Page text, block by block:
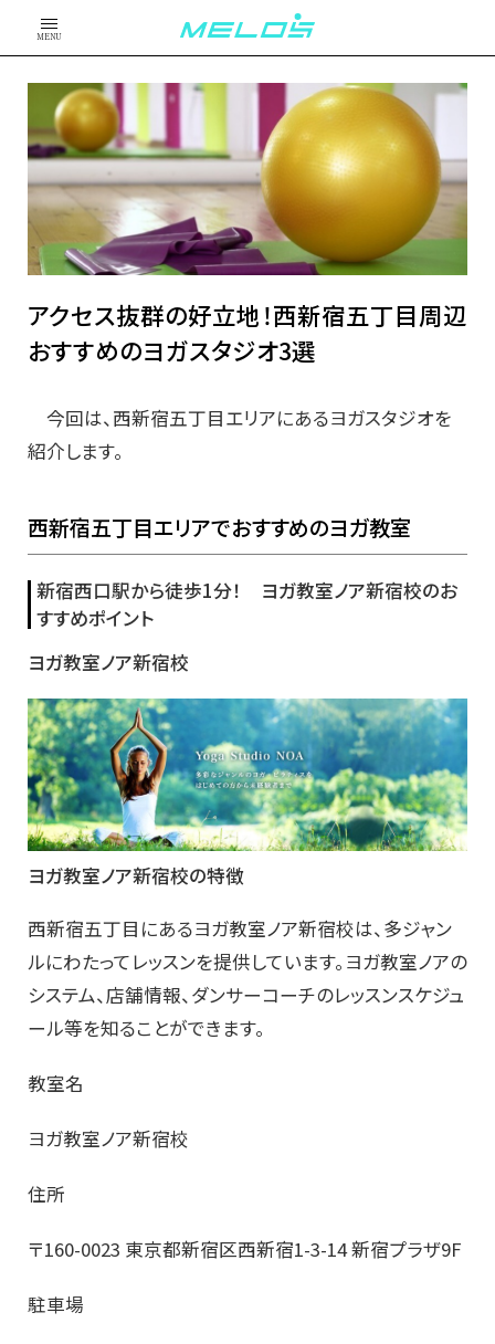
MENU
アクセス抜群の好立地！西新宿五丁目周辺
おすすめのヨガスタジオ3選
今回は、西新宿五丁目エリアにあるヨガスタジオを
紹介します。
西新宿五丁目エリアでおすすめのヨガ教室
新宿西口駅から徒歩1分！ ヨガ教室ノア新宿校のお
すすめポイント
ヨガ教室ノア新宿校
ヨガ教室ノア新宿校の特徴
西新宿五丁目にあるヨガ教室ノア新宿校は、多ジャン
ルにわたってレッスンを提供しています。ヨガ教室ノアの
システム、店舗情報、ダンサーコーチのレッスンスケジュ
ール等を知ることができます。
教室名
ヨガ教室ノア新宿校
住所
〒160-0023 東京都新宿区西新宿1-3-14 新宿プラザ9F
駐車場